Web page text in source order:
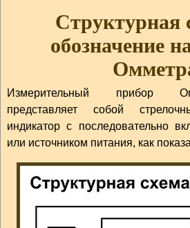
Структурная
обозначение
Измерительный прибор
представляет собой
индикатор с последовательно
или источником питания, как